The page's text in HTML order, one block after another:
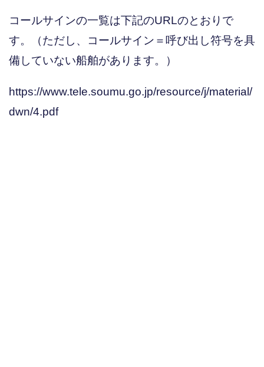
コールサインの一覧は下記のURLのとおりで
す。（ただし、コールサイン＝呼び出し符号を具
備していない船舶があります。）
https://www.tele.soumu.go.jp/resource/j/material/
dwn/4.pdf